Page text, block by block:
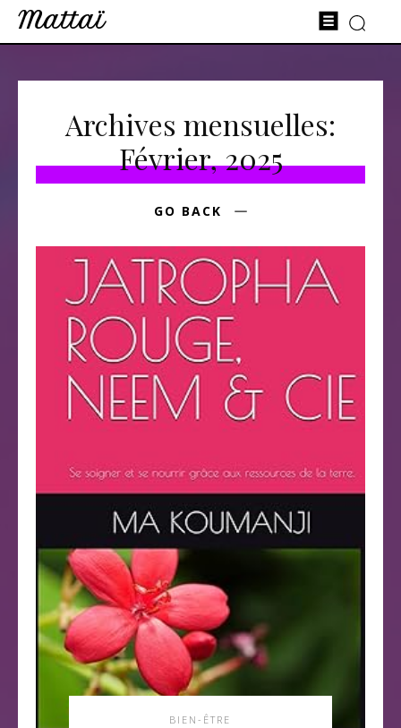
Mattaï
Archives mensuelles:
Février, 2025
GO BACK
BIEN-ÊTRE